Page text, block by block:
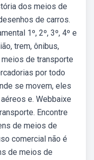
dos meios de
de carros.
1º, 2º, 3º, 4º e
trem, ônibus,
de transporte
por todo
se movem, eles
e. Webbaixe
Encontre
de meios de
comercial não é
de meios de